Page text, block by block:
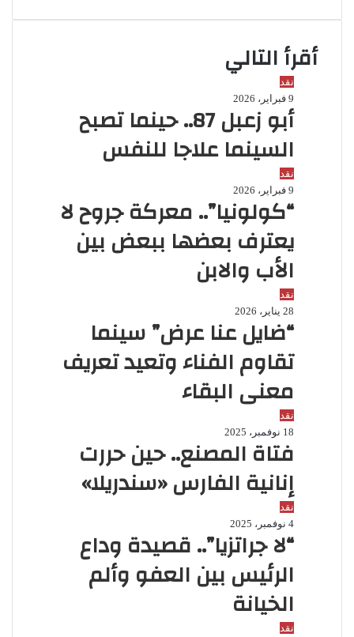
أقرأ التالي
نقد
9 فبراير، 2026
أبو زعبل 87.. حينما تصبح
السينما علاجا للنفس
نقد
9 فبراير، 2026
“كولونيا”.. معركة جروح لا
يعترف بعضها ببعض بين
الأب والابن
نقد
28 يناير، 2026
“ضايل عنا عرض” سينما
تقاوم الفناء وتعيد تعريف
معنى البقاء
نقد
18 نوفمبر، 2025
فتاة المصنع.. حين حررت
إنانية الفارس «سندريلا»
نقد
4 نوفمبر، 2025
“لا جراتزيا”.. قصيدة وداع
الرئيس بين العفو وألم
الخيانة
نقد